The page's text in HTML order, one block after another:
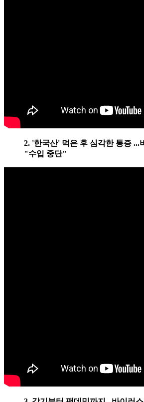
2. '한국산' 먹은 후 심각한 통증 ...
"수입 중단"